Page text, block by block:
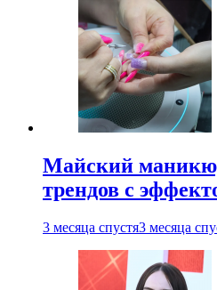
Майский
трендов с
3 месяца спустя3 месяца